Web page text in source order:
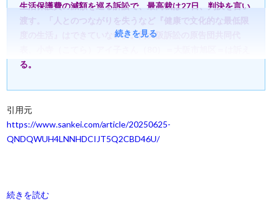
生活保護費の減額を巡る訴訟で、最高裁は27日、判決を言い
渡す。「人とのつながりを失うなど『健康で文化的な最低限
度の生活』はできていない」。同大阪訴訟の原告団共同代
る。
引用元
https://www.sankei.com/article/20250625-
QNDQWUH4LNNHDCIJT5Q2CBD46U/
続きを読む
続きを見る